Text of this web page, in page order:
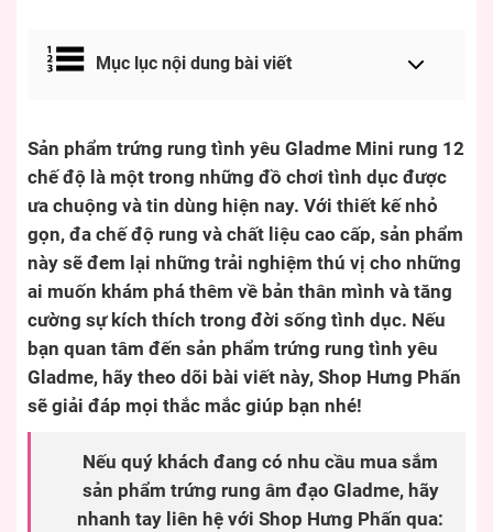
Mục lục nội dung bài viết
Sản phẩm trứng rung tình yêu Gladme Mini rung 12
chế độ là một trong những đồ chơi tình dục được
ưa chuộng và tin dùng hiện nay. Với thiết kế nhỏ
gọn, đa chế độ rung và chất liệu cao cấp, sản phẩm
này sẽ đem lại những trải nghiệm thú vị cho những
ai muốn khám phá thêm về bản thân mình và tăng
cường sự kích thích trong đời sống tình dục. Nếu
bạn quan tâm đến sản phẩm trứng rung tình yêu
Gladme, hãy theo dõi bài viết này, Shop Hưng Phấn
sẽ giải đáp mọi thắc mắc giúp bạn nhé!
Nếu quý khách đang có nhu cầu mua sắm
sản phẩm trứng rung âm đạo Gladme, hãy
nhanh tay liên hệ với Shop Hưng Phấn qua: